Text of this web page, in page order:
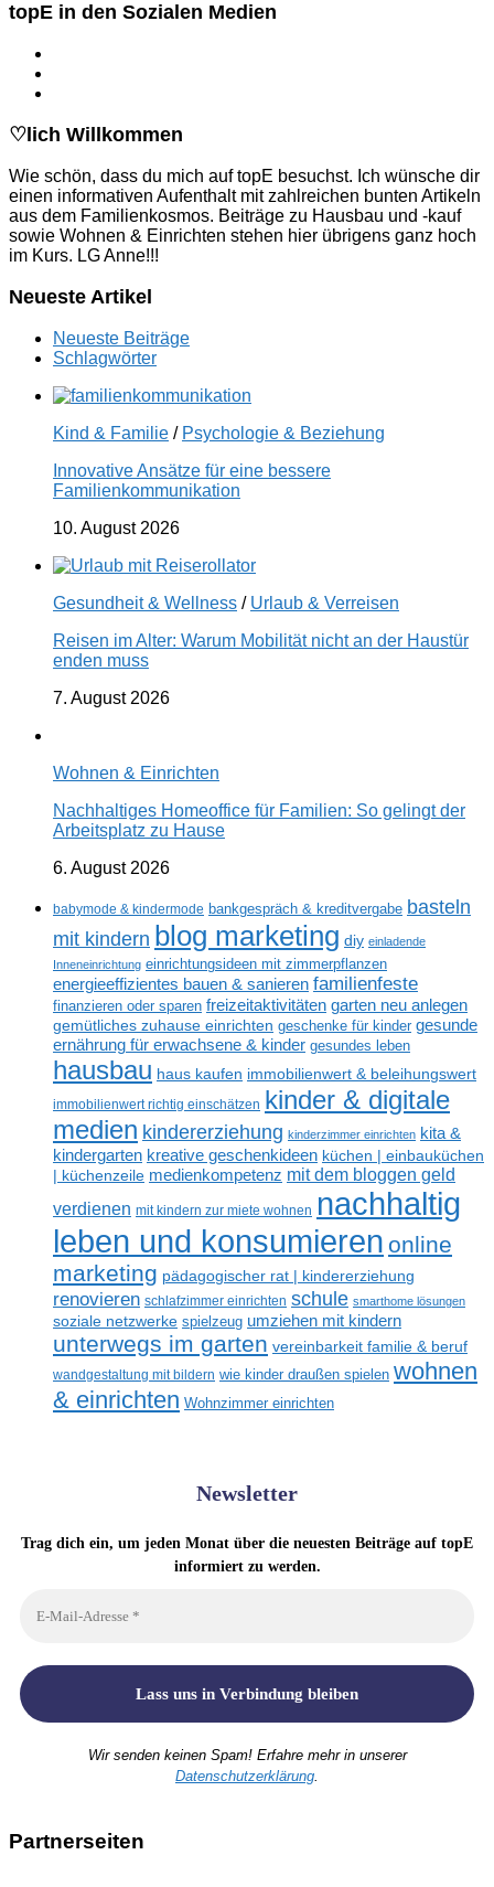
topE in den Sozialen Medien
♡lich Willkommen
Wie schön, dass du mich auf topE besuchst. Ich wünsche dir
einen informativen Aufenthalt mit zahlreichen bunten Artikeln
aus dem Familienkosmos. Beiträge zu Hausbau und -kauf
sowie Wohnen & Einrichten stehen hier übrigens ganz hoch
im Kurs. LG Anne!!!
Neueste Artikel
Neueste Beiträge
Schlagwörter
Kind & Familie / Psychologie & Beziehung
Innovative Ansätze für eine bessere
Familienkommunikation
10. August 2026
Gesundheit & Wellness / Urlaub & Verreisen
Reisen im Alter: Warum Mobilität nicht an der Haustür
enden muss
7. August 2026
Wohnen & Einrichten
Nachhaltiges Homeoffice für Familien: So gelingt der
Arbeitsplatz zu Hause
6. August 2026
babymode & kindermode bankgespräch & kreditvergabe basteln
mit kindern blog marketing diy einladende
Inneneinrichtung einrichtungsideen mit zimmerpflanzen
energieeffizientes bauen & sanieren familienfeste
finanzieren oder sparen freizeitaktivitäten garten neu anlegen
gemütliches zuhause einrichten geschenke für kinder gesunde
ernährung für erwachsene & kinder gesundes leben
hausbau haus kaufen immobilienwert & beleihungswert
immobilienwert richtig einschätzen
kinder & digitale
medien kindererziehung kinderzimmer einrichten kita &
kindergarten kreative geschenkideen küchen | einbauküchen
| küchenzeile medienkompetenz mit dem bloggen geld
verdienen mit kindern zur miete wohnen nachhaltig
leben und konsumieren online
marketing pädagogischer rat | kindererziehung
renovieren schlafzimmer einrichten schule smarthome lösungen
soziale netzwerke spielzeug umziehen mit kindern
unterwegs im garten vereinbarkeit familie & beruf
wandgestaltung mit bildern wie kinder draußen spielen wohnen
& einrichten Wohnzimmer einrichten
Newsletter
Trag dich ein, um jeden Monat über die neuesten Beiträge auf topE
informiert zu werden.
Wir senden keinen Spam! Erfahre mehr in unserer
Datenschutzerklärung.
Partnerseiten